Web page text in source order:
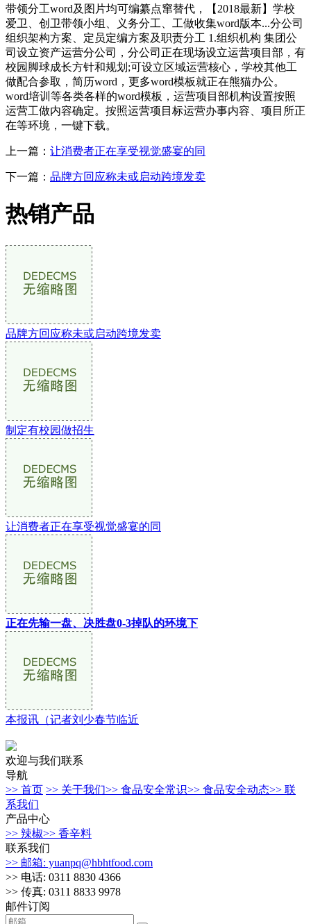
带领分工word及图片均可编纂点窜替代，【2018最新】学校
爱卫、创卫带领小组、义务分工、工做收集word版本...分公司
组织架构方案、定员定编方案及职责分工 1.组织机构 集团公
司设立资产运营分公司，分公司正在现场设立运营项目部，有
校园脚球成长方针和规划;可设立区域运营核心，学校其他工
做配合参取，简历word，更多word模板就正在熊猫办公。
word培训等各类各样的word模板，运营项目部机构设置按照
运营工做内容确定。按照运营项目标运营办事内容、项目所正
在等环境，一键下载。
上一篇： 让消费者正在享受视觉盛宴的同
下一篇： 品牌方回应称未或启动跨境发卖
热销产品
品牌方回应称未或启动跨境发卖
制定有校园做招生
让消费者正在享受视觉盛宴的同
正在先输一盘、决胜盘0-3掉队的环境下
本报讯（记者刘少春节临近
欢迎与我们联系
导航
>> 首页 >> 关于我们>> 食品安全常识>> 食品安全动态>> 联
系我们
产品中心
>> 辣椒>> 香辛料
联系我们
>> 邮箱: yuanpq@hbhtfood.com
>> 电话: 0311 8830 4366
>> 传真: 0311 8833 9978
邮件订阅